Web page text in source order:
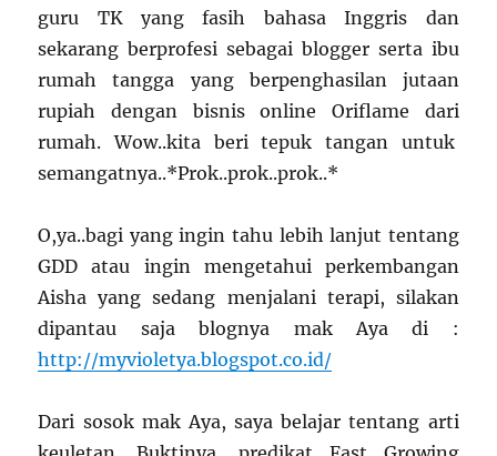
guru TK yang fasih bahasa Inggris dan
sekarang berprofesi sebagai blogger serta ibu
rumah tangga yang berpenghasilan jutaan
rupiah dengan bisnis online Oriflame dari
rumah. Wow..kita beri tepuk tangan untuk
semangatnya..*Prok..prok..prok..*
O,ya..bagi yang ingin tahu lebih lanjut tentang
GDD atau ingin mengetahui perkembangan
Aisha yang sedang menjalani terapi, silakan
dipantau saja blognya mak Aya di :
http://myvioletya.blogspot.co.id/
Dari sosok mak Aya, saya belajar tentang arti